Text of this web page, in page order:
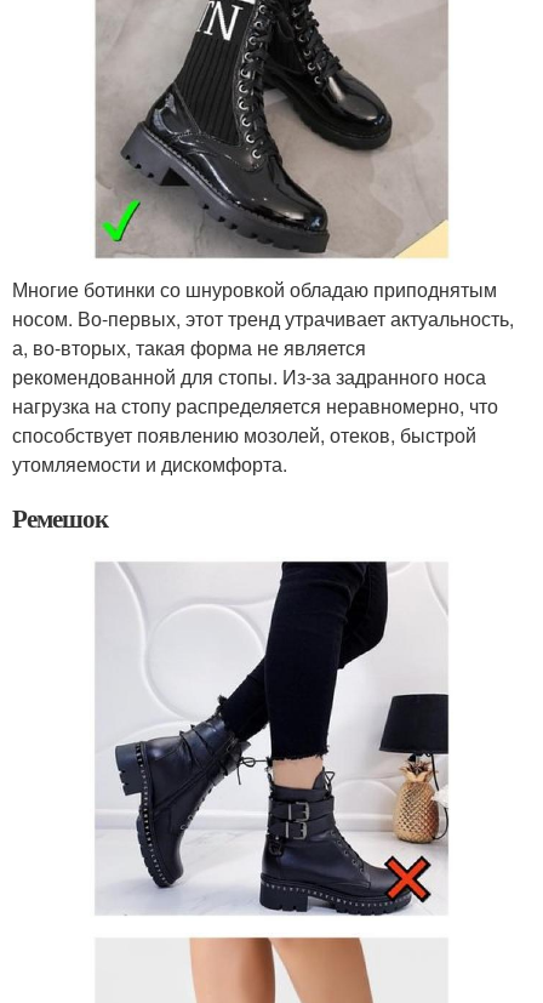
Многие ботинки со шнуровкой обладаю приподнятым
носом. Во-первых, этот тренд утрачивает актуальность,
а, во-вторых, такая форма не является
рекомендованной для стопы. Из-за задранного носа
нагрузка на стопу распределяется неравномерно, что
способствует появлению мозолей, отеков, быстрой
утомляемости и дискомфорта.
Ремешок